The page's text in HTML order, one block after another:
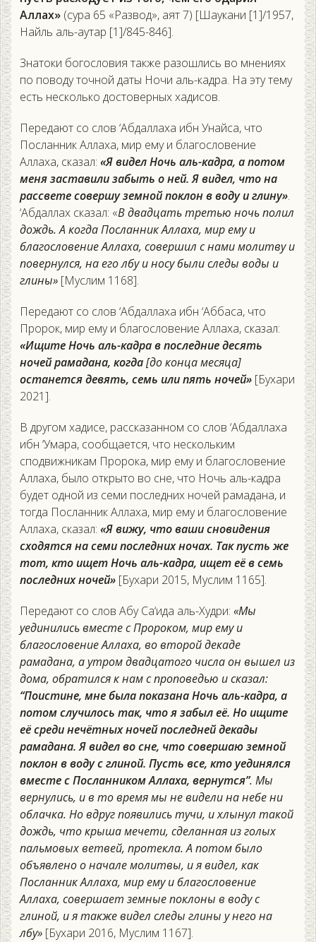
Аллах» (сура 65 «Развод», аят 7) [Шаукани [1]/1957,
Найль аль-аутар [1]/845-846].
Знатоки богословия также разошлись во мнениях
по поводу точной даты Ночи аль-кадра. На эту тему
есть несколько достоверных хадисов.
Передают со слов ‘Абдаллаха ибн Унайса, что
Посланник Аллаха, мир ему и благословение
Аллаха, сказал: «Я видел Ночь аль-кадра, а потом
меня заставили забыть о ней. Я видел, что на
рассвете совершу земной поклон в воду и глину».
‘Абдаллах сказал: «В двадцать третью ночь полил
дождь. А когда Посланник Аллаха, мир ему и
благословение Аллаха, совершил с нами молитву и
повернулся, на его лбу и носу были следы воды и
глины» [Муслим 1168].
Передают со слов ‘Абдаллаха ибн ‘Аббаса, что
Пророк, мир ему и благословение Аллаха, сказал:
«Ищите Ночь аль-кадра в последние десять
ночей рамадана, когда[до конца месяца]
останется девять, семь или пять ночей» [Бухари
2021].
В другом хадисе, рассказанном со слов ‘Абдаллаха
ибн ‘Умара, сообщается, что нескольким
сподвижникам Пророка, мир ему и благословение
Аллаха, было открыто во сне, что Ночь аль-кадра
будет одной из семи последних ночей рамадана, и
тогда Посланник Аллаха, мир ему и благословение
Аллаха, сказал: «Я вижу, что ваши сновидения
сходятся на семи последних ночах. Так пусть же
тот, кто ищет Ночь аль-кадра, ищет её в семь
последних ночей» [Бухари 2015, Муслим 1165].
Передают со слов Абу Са‘ида аль-Худри: «Мы
уединились вместе с Пророком, мир ему и
благословение Аллаха, во второй декаде
рамадана, а утром двадцатого числа он вышел из
дома, обратился к нам с проповедью и сказал:
“Поистине, мне была показана Ночь аль-кадра, а
потом случилось так, что я забыл её. Но ищите
её среди нечётных ночей последней декады
рамадана. Я видел во сне, что совершаю земной
поклон в воду с глиной. Пусть все, кто уединялся
вместе с Посланником Аллаха, вернутся”. Мы
вернулись, и в то время мы не видели на небе ни
облачка. Но вдруг появились тучи, и хлынул такой
дождь, что крыша мечети, сделанная из голых
пальмовых ветвей, протекла. А потом было
объявлено о начале молитвы, и я видел, как
Посланник Аллаха, мир ему и благословение
Аллаха, совершает земные поклоны в воду с
глиной, и я также видел следы глины у него на
лбу» [Бухари 2016, Муслим 1167].